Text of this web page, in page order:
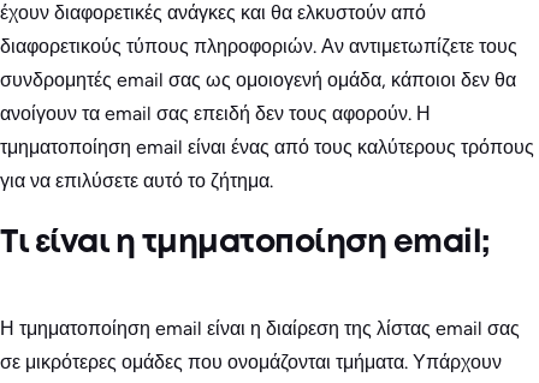
έχουν διαφορετικές ανάγκες και θα ελκυστούν από
διαφορετικούς τύπους πληροφοριών. Αν αντιμετωπίζετε τους
συνδρομητές email σας ως ομοιογενή ομάδα, κάποιοι δεν θα
ανοίγουν τα email σας επειδή δεν τους αφορούν. Η
τμηματοποίηση email είναι ένας από τους καλύτερους τρόπους
για να επιλύσετε αυτό το ζήτημα.
Τι είναι η τμηματοποίηση email;
Η τμηματοποίηση email είναι η διαίρεση της λίστας email σας
σε μικρότερες ομάδες που ονομάζονται τμήματα. Υπάρχουν